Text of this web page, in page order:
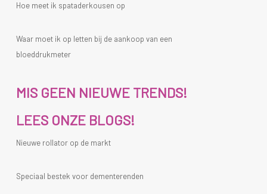
Hoe meet ik spataderkousen op
Waar moet ik op letten bij de aankoop van een
bloeddrukmeter
MIS GEEN NIEUWE TRENDS!
LEES ONZE BLOGS!
Nieuwe rollator op de markt
Speciaal bestek voor dementerenden